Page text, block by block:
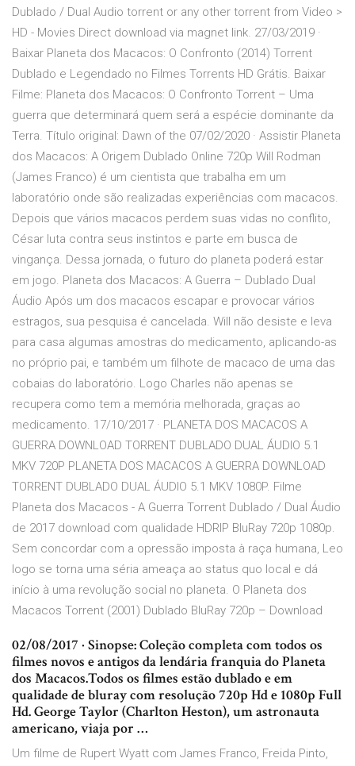
Dublado / Dual Audio torrent or any other torrent from Video >
HD - Movies Direct download via magnet link. 27/03/2019 ·
Baixar Planeta dos Macacos: O Confronto (2014) Torrent
Dublado e Legendado no Filmes Torrents HD Grátis. Baixar
Filme: Planeta dos Macacos: O Confronto Torrent – Uma
guerra que determinará quem será a espécie dominante da
Terra. Título original: Dawn of the 07/02/2020 · Assistir Planeta
dos Macacos: A Origem Dublado Online 720p Will Rodman
(James Franco) é um cientista que trabalha em um
laboratório onde são realizadas experiências com macacos.
Depois que vários macacos perdem suas vidas no conflito,
César luta contra seus instintos e parte em busca de
vingança. Dessa jornada, o futuro do planeta poderá estar
em jogo. Planeta dos Macacos: A Guerra – Dublado Dual
Áudio Após um dos macacos escapar e provocar vários
estragos, sua pesquisa é cancelada. Will não desiste e leva
para casa algumas amostras do medicamento, aplicando-as
no próprio pai, e também um filhote de macaco de uma das
cobaias do laboratório. Logo Charles não apenas se
recupera como tem a memória melhorada, graças ao
medicamento. 17/10/2017 · PLANETA DOS MACACOS A
GUERRA DOWNLOAD TORRENT DUBLADO DUAL ÁUDIO 5.1
MKV 720P PLANETA DOS MACACOS A GUERRA DOWNLOAD
TORRENT DUBLADO DUAL ÁUDIO 5.1 MKV 1080P. Filme
Planeta dos Macacos - A Guerra Torrent Dublado / Dual Áudio
de 2017 download com qualidade HDRIP BluRay 720p 1080p.
Sem concordar com a opressão imposta à raça humana, Leo
logo se torna uma séria ameaça ao status quo local e dá
início à uma revolução social no planeta. O Planeta dos
Macacos Torrent (2001) Dublado BluRay 720p – Download
02/08/2017 · Sinopse: Coleção completa com todos os
filmes novos e antigos da lendária franquia do Planeta
dos Macacos.Todos os filmes estão dublado e em
qualidade de bluray com resolução 720p Hd e 1080p Full
Hd. George Taylor (Charlton Heston), um astronauta
americano, viaja por …
Um filme de Rupert Wyatt com James Franco, Freida Pinto,